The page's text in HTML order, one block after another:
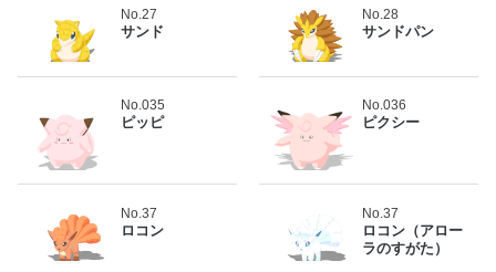
No.27
サンド
No.28
サンドパン
No.035
ピッピ
No.036
ピクシー
No.37
ロコン
No.37
ロコン（アロー
ラのすがた）